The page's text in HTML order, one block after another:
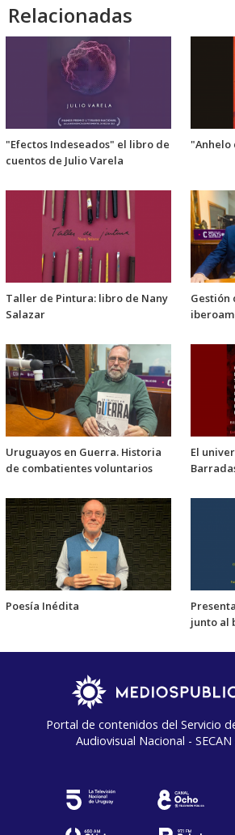
Relacionadas
"Efectos Indeseados" el libro de
cuentos de Julio Varela
"Anhelo
Taller de Pintura: libro de Nany
Salazar
Gestión
Uruguayos en Guerra. Historia
de combatientes voluntarios
El
Poesía Inédita
junto al
Portal de contenidos del Servicio
Audiovisual Nacional -